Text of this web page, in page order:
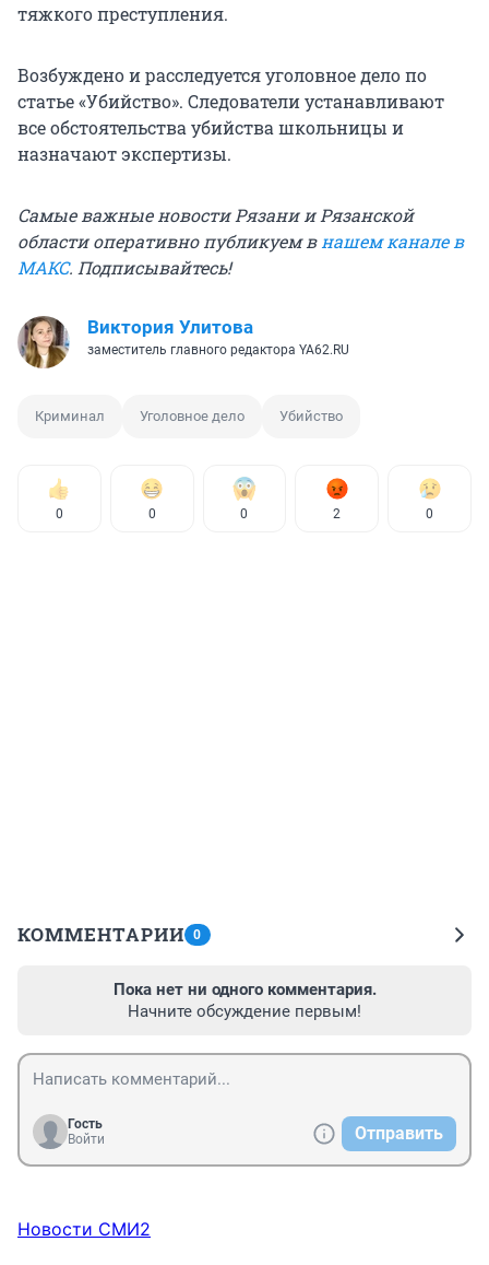
тяжкого преступления.
Возбуждено и расследуется уголовное дело по
статье «Убийство». Следователи устанавливают
все обстоятельства убийства школьницы и
назначают экспертизы.
Самые важные новости Рязани и Рязанской
области оперативно публикуем в нашем канале в
МАКС. Подписывайтесь!
Виктория Улитова
заместитель главного редактора YA62.RU
Криминал Уголовное дело Убийство
0 0 0 2 0
КОММЕНТАРИИ 0
Пока нет ни одного комментария.
Начните обсуждение первым!
Гость
Войти
Отправить
Новости СМИ2